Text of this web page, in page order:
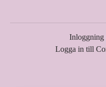
Inloggning
Logga in till